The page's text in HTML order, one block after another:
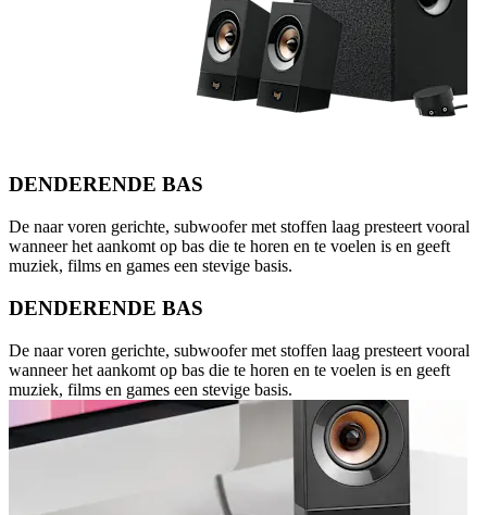
DENDERENDE BAS
De naar voren gerichte, subwoofer met stoffen laag presteert vooral
wanneer het aankomt op bas die te horen en te voelen is en geeft
muziek, films en games een stevige basis.
DENDERENDE BAS
De naar voren gerichte, subwoofer met stoffen laag presteert vooral
wanneer het aankomt op bas die te horen en te voelen is en geeft
muziek, films en games een stevige basis.